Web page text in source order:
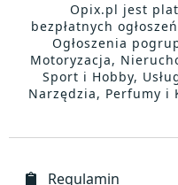
Opix.pl jest
bezpłatnych
Ogłoszenia
Motoryzacja,
Sport i Hobby,
Narzędzia, Perfumy i
Regulamin